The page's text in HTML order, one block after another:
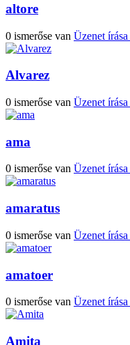
altore
0 ismerőse van Üzenet írása
Alvarez
0 ismerőse van Üzenet írása
ama
0 ismerőse van Üzenet írása
amaratus
0 ismerőse van Üzenet írása
amatoer
0 ismerőse van Üzenet írása
Amita